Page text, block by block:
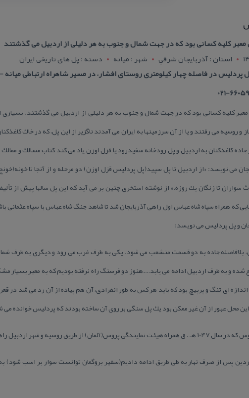
كلیه كسانی بود كه در جهت شمال و جنوب به هر دلیلی از اردبیل می گذشتند
استان : آذربايجان شرقي شهر : ميانه
دسته : پل های تاریخی ایران
در فاصله چهار كیلومتری روستای افشار، در مسیر شاهراه ارتباطی میانه
كلیه كسانی بود كه در جهت شمال و جنوب به هر دلیلی از اردبیل می گذشتند. بسیاری
و روسیه می رفتند و یا از آن سرزمینها به ایران می آمدند ناگزیر از این پل، كه در خاك
جاده كاغذكنان به اردبیل و پل رودخانه سفیدرود یا قزل اوزن یاد می كند كتاب مسالك و
می نویسد: «از اردبیل تا پل سپید(پل پردلیس قزل اوزن) دو مرحله و از آنجا تا
سواران تا زنگان یك روزه.» از نوشته استخری چنین بر می آید كه این پل سالها پیش از
كه همراه سپاه شاه عباس اول راهی آذربایجان شد تا شاهد جنگ شاه عباس با سپاه عثمانی
و پل پردلیس می نویسد:
بلافاصله جاده به دو قسمت منشعب می شود. یكی به طرف غرب می رود و دیگری به طرف
شده و به طرف اردبیل ادامه می یابد….هنوز دو فرسنگ راه نرفته بودیم كه به معبر
اندازه ای تنگ و پرپیچ بود كه باید هر كس به طور انفرادی، آن هم پیاده از آن رد می شد در
محل عبور از آن غیر ممكن بود یك پل سنگی بر روی آن ساخته بودند كه پردلیس خوانده
روسیه و شهر اردبیل راهی پایتخت ایران بود در مورد پل پردلیس می نویسد:
پس از صرف نهار به طی طریق ادامه دادیم(سفیر بروگمان توانست سوار بر اسب شود) به